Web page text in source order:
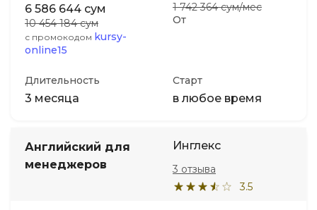
6 586 644 сум
10 454 184 сум
с промокодом kursy-
online15
От
1 742 364 сум/мес
Длительность
3 месяца
Старт
в любое время
Английский для
менеджеров
Инглекс
3.5
3 отзыва